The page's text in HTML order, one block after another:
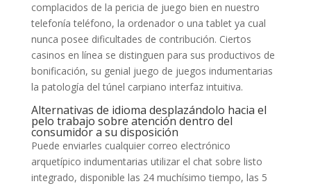
complacidos de la pericia de juego bien en nuestro
telefonía teléfono, la ordenador o una tablet ya cual
nunca posee dificultades de contribución. Ciertos
casinos en línea se distinguen para sus productivos de
bonificación, su genial juego de juegos indumentarias
la patologí­a del túnel carpiano interfaz intuitiva.
Alternativas de idioma desplazándolo hacia el
pelo trabajo sobre atención dentro del
consumidor a su disposición
Puede enviarles cualquier correo electrónico
arquetípico indumentarias utilizar el chat sobre listo
integrado, disponible las 24 muchísimo tiempo, las 5